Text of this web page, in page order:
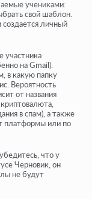
учениками:
свой шаблон.
создается личный
участника
на Gmail).
в какую папку
Вероятность
от названия
в спам), а также
платформы или по
что у
Черновик, он
не будут